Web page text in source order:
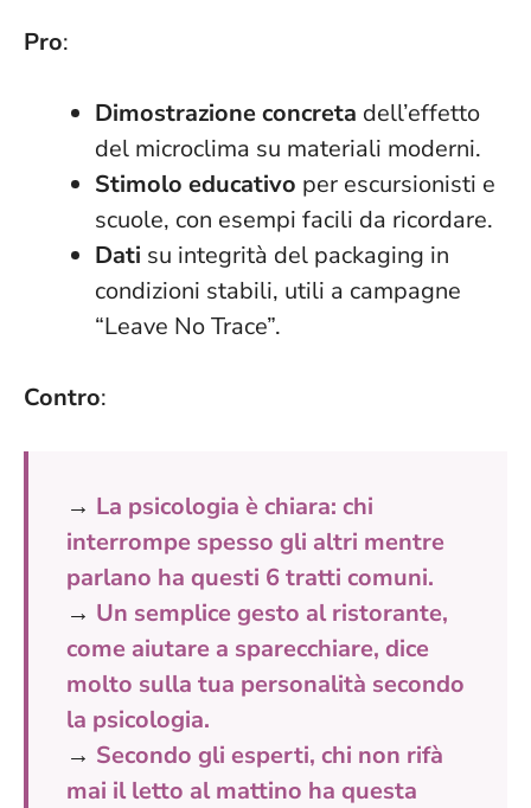
Pro:
Dimostrazione concreta dell’effetto
del microclima su materiali moderni.
Stimolo educativo per escursionisti e
scuole, con esempi facili da ricordare.
Dati su integrità del packaging in
condizioni stabili, utili a campagne
“Leave No Trace”.
Contro:
→ La psicologia è chiara: chi
interrompe spesso gli altri mentre
parlano ha questi 6 tratti comuni.
→ Un semplice gesto al ristorante,
come aiutare a sparecchiare, dice
molto sulla tua personalità secondo
la psicologia.
→ Secondo gli esperti, chi non rifà
mai il letto al mattino ha questa